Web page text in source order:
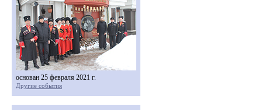
основан 25 февраля 2021 г.
Другие события